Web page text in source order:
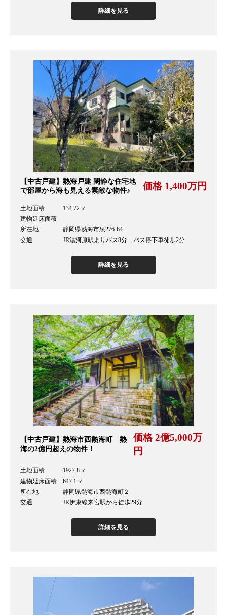
詳細を見る
【中古戸建】熱海戸建 閑静な住宅地
で部屋から海も見える素敵な物件♪
価格 1,400万円
土地面積 134.72㎡
建物延床面積
所在地 静岡県熱海市泉276-64
交通 JR湯河原駅よりバス8分 バス停下車徒歩2分
詳細を見る
【中古戸建】熱海市西熱海町 熱
海の2億円超えの物件！
価格 2億5,000万
円
土地面積 1927.8㎡
建物延床面積 647.1㎡
所在地 静岡県熱海市西熱海町２
交通 JR伊東線来宮駅から徒歩29分
詳細を見る